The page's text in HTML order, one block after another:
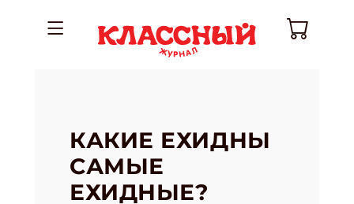
КАКИЕ ЕХИДНЫ
САМЫЕ
ЕХИДНЫЕ?